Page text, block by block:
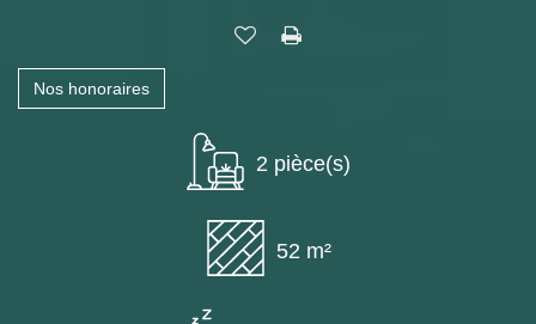
Nos honoraires
2 pièce(s)
52 m²